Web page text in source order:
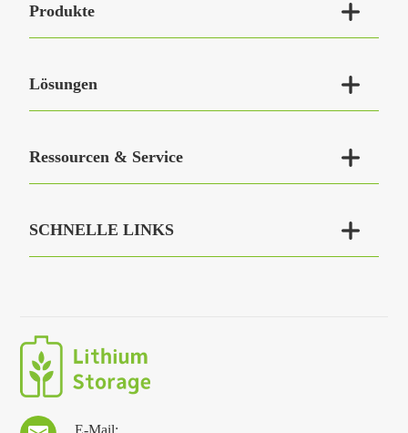
Produkte 
Lösungen 
Ressourcen & Service 
SCHNELLE LINKS 
E-Mail: